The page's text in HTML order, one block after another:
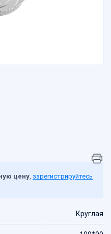
цену, зарегистрируйтесь
Круглая